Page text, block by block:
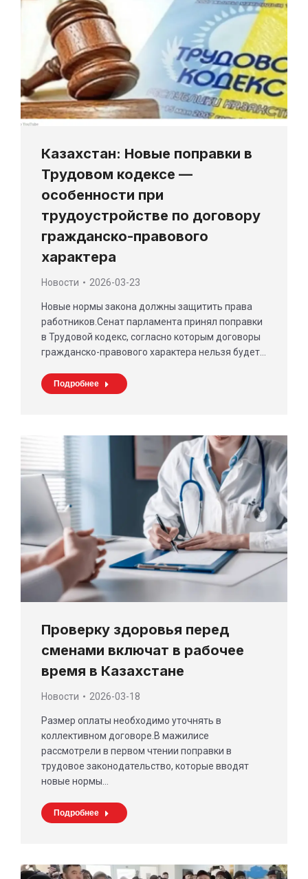
Казахстан: Новые поправки в
Трудовом кодексе —
особенности при
трудоустройстве по договору
гражданско-правового
характера
Новости 2026-03-23
Новые нормы закона должны защитить права
работников.Сенат парламента принял поправки
в Трудовой кодекс, согласно которым договоры
гражданско-правового характера нельзя будет…
Подробнее
Проверку здоровья перед
сменами включат в рабочее
время в Казахстане
Новости 2026-03-18
Размер оплаты необходимо уточнять в
коллективном договоре.В мажилисе
рассмотрели в первом чтении поправки в
трудовое законодательство, которые вводят
новые нормы…
Подробнее